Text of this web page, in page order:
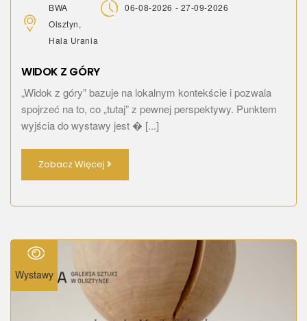
BWA
Olsztyn,
Hala Urania
06-08-2026 - 27-09-2026
WIDOK Z GÓRY
„Widok z góry” bazuje na lokalnym kontekście i pozwala
spojrzeć na to, co „tutaj” z pewnej perspektywy. Punktem
wyjścia do wystawy jest � [...]
Zobacz Więcej
Wystawy